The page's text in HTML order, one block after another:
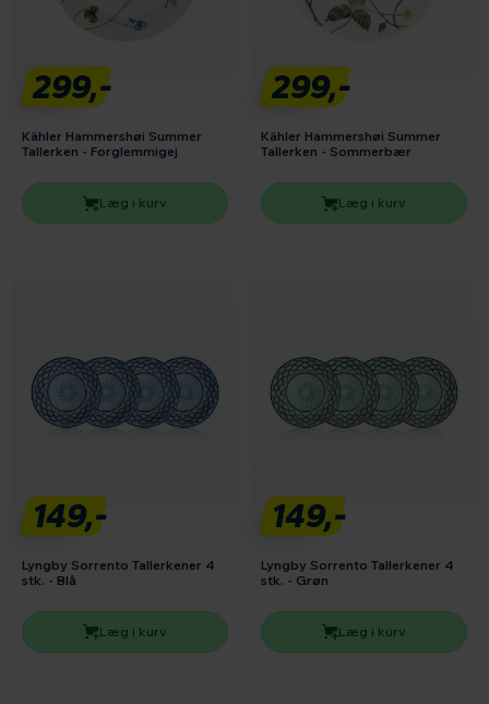
299,-
Kähler Hammershøi Summer
Tallerken - Forglemmigej
Læg i kurv
299,-
Kähler Hammershøi Summer
Tallerken - Sommerbær
Læg i kurv
149,-
Lyngby Sorrento Tallerkener 4
stk. - Blå
Læg i kurv
149,-
Lyngby Sorrento Tallerkener 4
stk. - Grøn
Læg i kurv